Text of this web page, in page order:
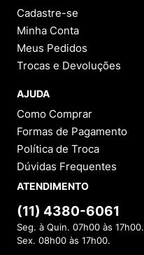
Cadastre-se
Minha Conta
Meus Pedidos
Trocas e Devoluções
AJUDA
Como Comprar
Formas de Pagamento
Política de Troca
Dúvidas Frequentes
ATENDIMENTO
(11) 4380-6061
Seg. à Quin. 07h00 às 17h00.
Sex. 08h00 às 17h00.